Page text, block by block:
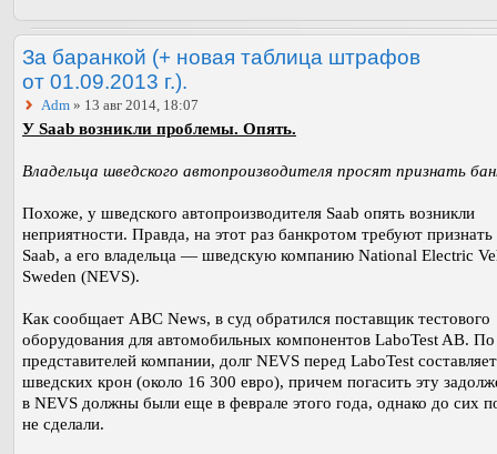
За баранкой (+ новая таблица штрафов
от 01.09.2013 г.).
Adm » 13 авг 2014, 18:07
У Saab возникли проблемы. Опять.
Владельца шведского автопроизводителя просят признать
Похоже, у шведского автопроизводителя Saab опять возникли
неприятности. Правда, на этот раз банкротом требуют
Saab, а его владельца — шведскую компанию National Electric
Sweden (NEVS).
Как сообщает ABC News, в суд обратился поставщик тестового
оборудования для автомобильных компонентов LaboTest AB.
представителей компании, долг NEVS перед LaboTest
шведских крон (около 16 300 евро), причем погасить эту
в NEVS должны были еще в феврале этого года, однако до сих
не сделали.